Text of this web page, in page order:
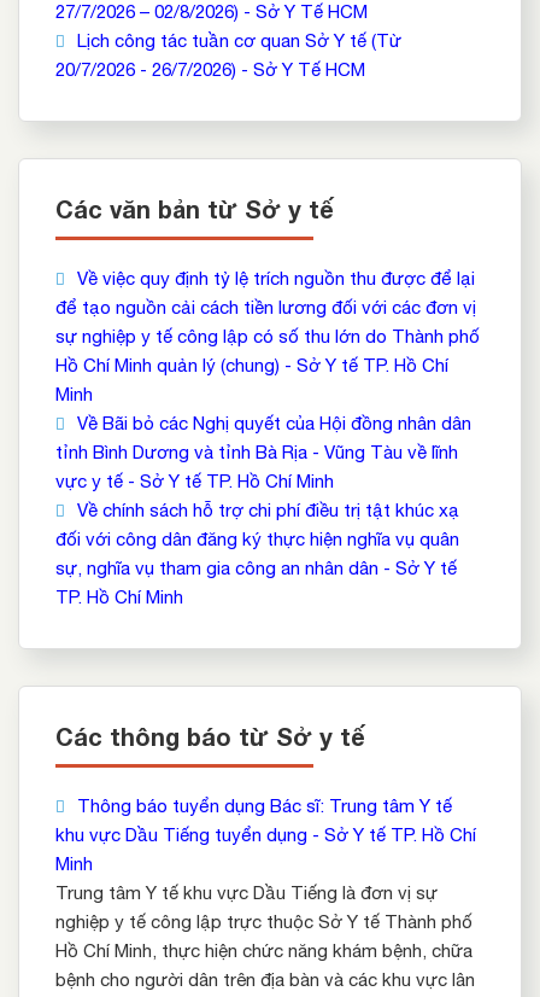
27/7/2026 – 02/8/2026) - Sở Y Tế HCM
Lịch công tác tuần cơ quan Sở Y tế (Từ
20/7/2026 - 26/7/2026) - Sở Y Tế HCM
Các văn bản từ Sở y tế
Về việc quy định tỷ lệ trích nguồn thu được để lại
để tạo nguồn cải cách tiền lương đối với các đơn vị
sự nghiệp y tế công lập có số thu lớn do Thành phố
Hồ Chí Minh quản lý (chung) - Sở Y tế TP. Hồ Chí
Minh
Về Bãi bỏ các Nghị quyết của Hội đồng nhân dân
tỉnh Bình Dương và tỉnh Bà Rịa - Vũng Tàu về lĩnh
vực y tế - Sở Y tế TP. Hồ Chí Minh
Về chính sách hỗ trợ chi phí điều trị tật khúc xạ
đối với công dân đăng ký thực hiện nghĩa vụ quân
sự, nghĩa vụ tham gia công an nhân dân - Sở Y tế
TP. Hồ Chí Minh
Các thông báo từ Sở y tế
Thông báo tuyển dụng Bác sĩ: Trung tâm Y tế
khu vực Dầu Tiếng tuyển dụng - Sở Y tế TP. Hồ Chí
Minh
Trung tâm Y tế khu vực Dầu Tiếng là đơn vị sự
nghiệp y tế công lập trực thuộc Sở Y tế Thành phố
Hồ Chí Minh, thực hiện chức năng khám bệnh, chữa
bệnh cho người dân trên địa bàn và các khu vực lân